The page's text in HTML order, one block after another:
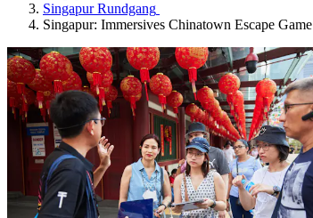
Singapur Rundgang
Singapur: Immersives Chinatown Escape Game